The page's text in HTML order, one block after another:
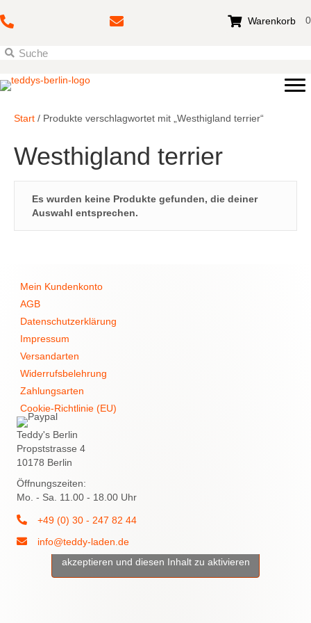
Warenkorb 0
Start / Produkte verschlagwortet mit „Westhigland terrier“
Westhigland terrier
Es wurden keine Produkte gefunden, die deiner
Auswahl entsprechen.
Mein Kundenkonto
AGB
Datenschutzerklärung
Impressum
Versandarten
Widerrufsbelehrung
Zahlungsarten
Cookie-Richtlinie (EU)
Teddy's Berlin
Propststrasse 4
10178 Berlin
Öffnungszeiten:
Mo. - Sa. 11.00 - 18.00 Uhr
+49 (0) 30 - 247 82 44
info@teddy-laden.de
Klicke hier, um Marketing-Cookies zu
akzeptieren und diesen Inhalt zu aktivieren